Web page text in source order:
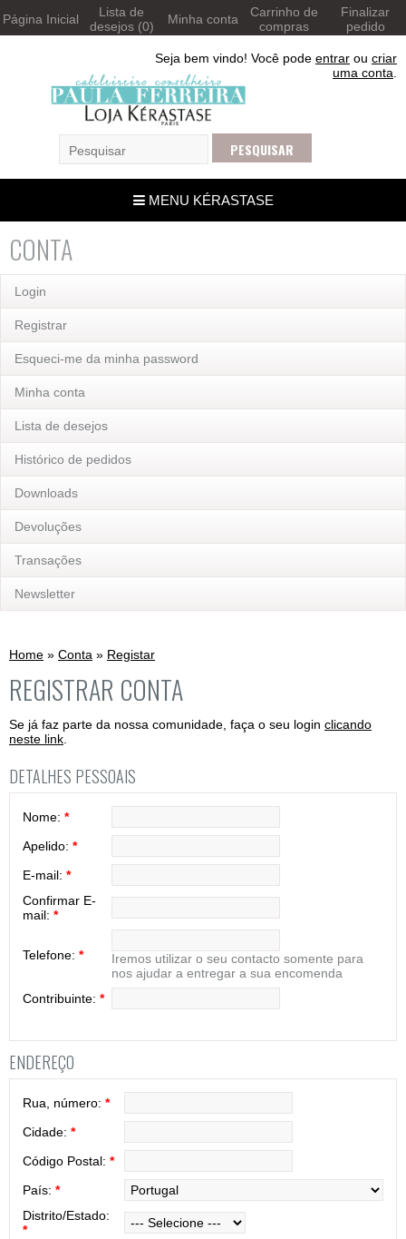
Página Inicial
Lista de
desejos (0)
Minha conta
Carrinho de
compras
Finalizar
pedido
Seja bem vindo! Você pode entrar ou criar
uma conta
MENU KÉRASTASE
CONTA
Login
Registrar
Esqueci-me da minha password
Minha conta
Lista de desejos
Histórico de pedidos
Downloads
Devoluções
Transações
Newsletter
Home » Conta » Registar
REGISTRAR CONTA
Se já faz parte da nossa comunidade, faça o seu login clicando
neste link
DETALHES PESSOAIS
Nome: *
Apelido: *
E-mail: *
Confirmar E-
mail: *
Telefone: *
Iremos utilizar o seu contacto somente para
nos ajudar a entregar a sua encomenda
Contribuinte: *
ENDEREÇO
Rua, número: *
Cidade: *
Código Postal: *
País: *
Distrito/Estado:
*